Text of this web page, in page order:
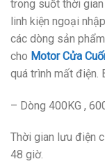
trong suốt thời
linh kiện ngoại nhập.
các dòng sản
cho Motor Cửa
quá trình mất điện.
– Dòng 400KG ,
Thời gian lưu điện
48 giờ.